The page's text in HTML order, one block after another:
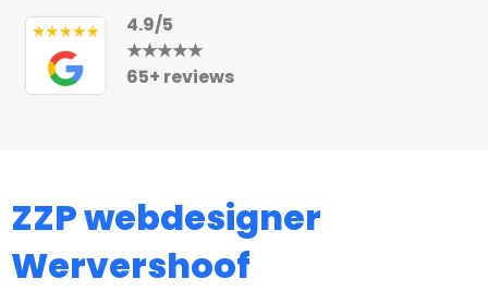
4.9/5
★★★★★
65+ reviews
ZZP webdesigner
Wervershoof